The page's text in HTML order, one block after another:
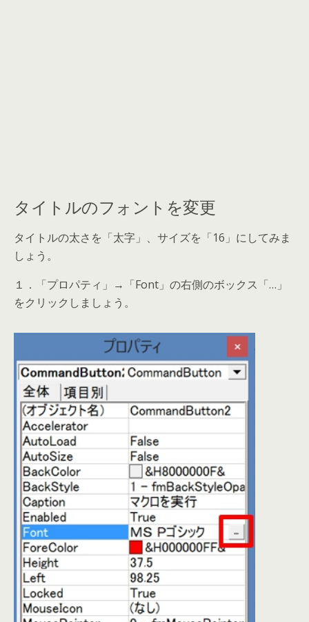
タイトルのフォントを変更
タイトルの太さを「太字」、サイズを「16」にしてみま
しょう。
１．「プロパティ」→「Font」の右側のボックス「…」
をクリックしましょう。